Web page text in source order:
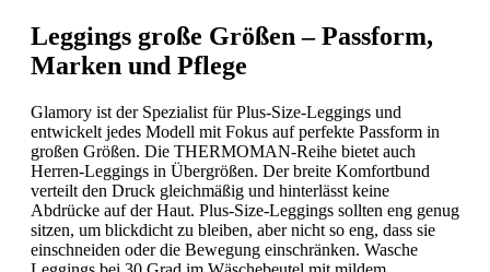
Leggings große Größen – Passform,
Marken und Pflege
Glamory ist der Spezialist für Plus-Size-Leggings und
entwickelt jedes Modell mit Fokus auf perfekte Passform in
großen Größen. Die THERMOMAN-Reihe bietet auch
Herren-Leggings in Übergrößen. Der breite Komfortbund
verteilt den Druck gleichmäßig und hinterlässt keine
Abdrücke auf der Haut. Plus-Size-Leggings sollten eng genug
sitzen, um blickdicht zu bleiben, aber nicht so eng, dass sie
einschneiden oder die Bewegung einschränken. Wasche